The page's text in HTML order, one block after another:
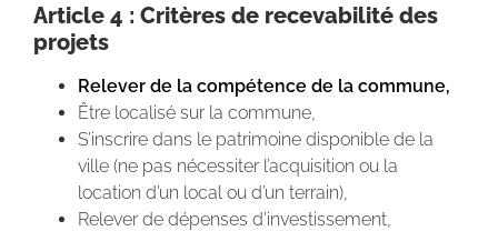
Article 4 : Critères de recevabilité des
projets
Relever de la compétence de la commune,
Être localisé sur la commune,
S’inscrire dans le patrimoine disponible de la
ville (ne pas nécessiter l’acquisition ou la
location d’un local ou d’un terrain),
Relever de dépenses d’investissement,